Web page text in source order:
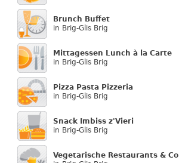
Brunch Buffet
in Brig-Glis Brig
Mittagessen Lunch à la Carte
in Brig-Glis Brig
Pizza Pasta Pizzeria
in Brig-Glis Brig
Snack Imbiss z'Vieri
in Brig-Glis Brig
Vegetarische Restaurants & Co